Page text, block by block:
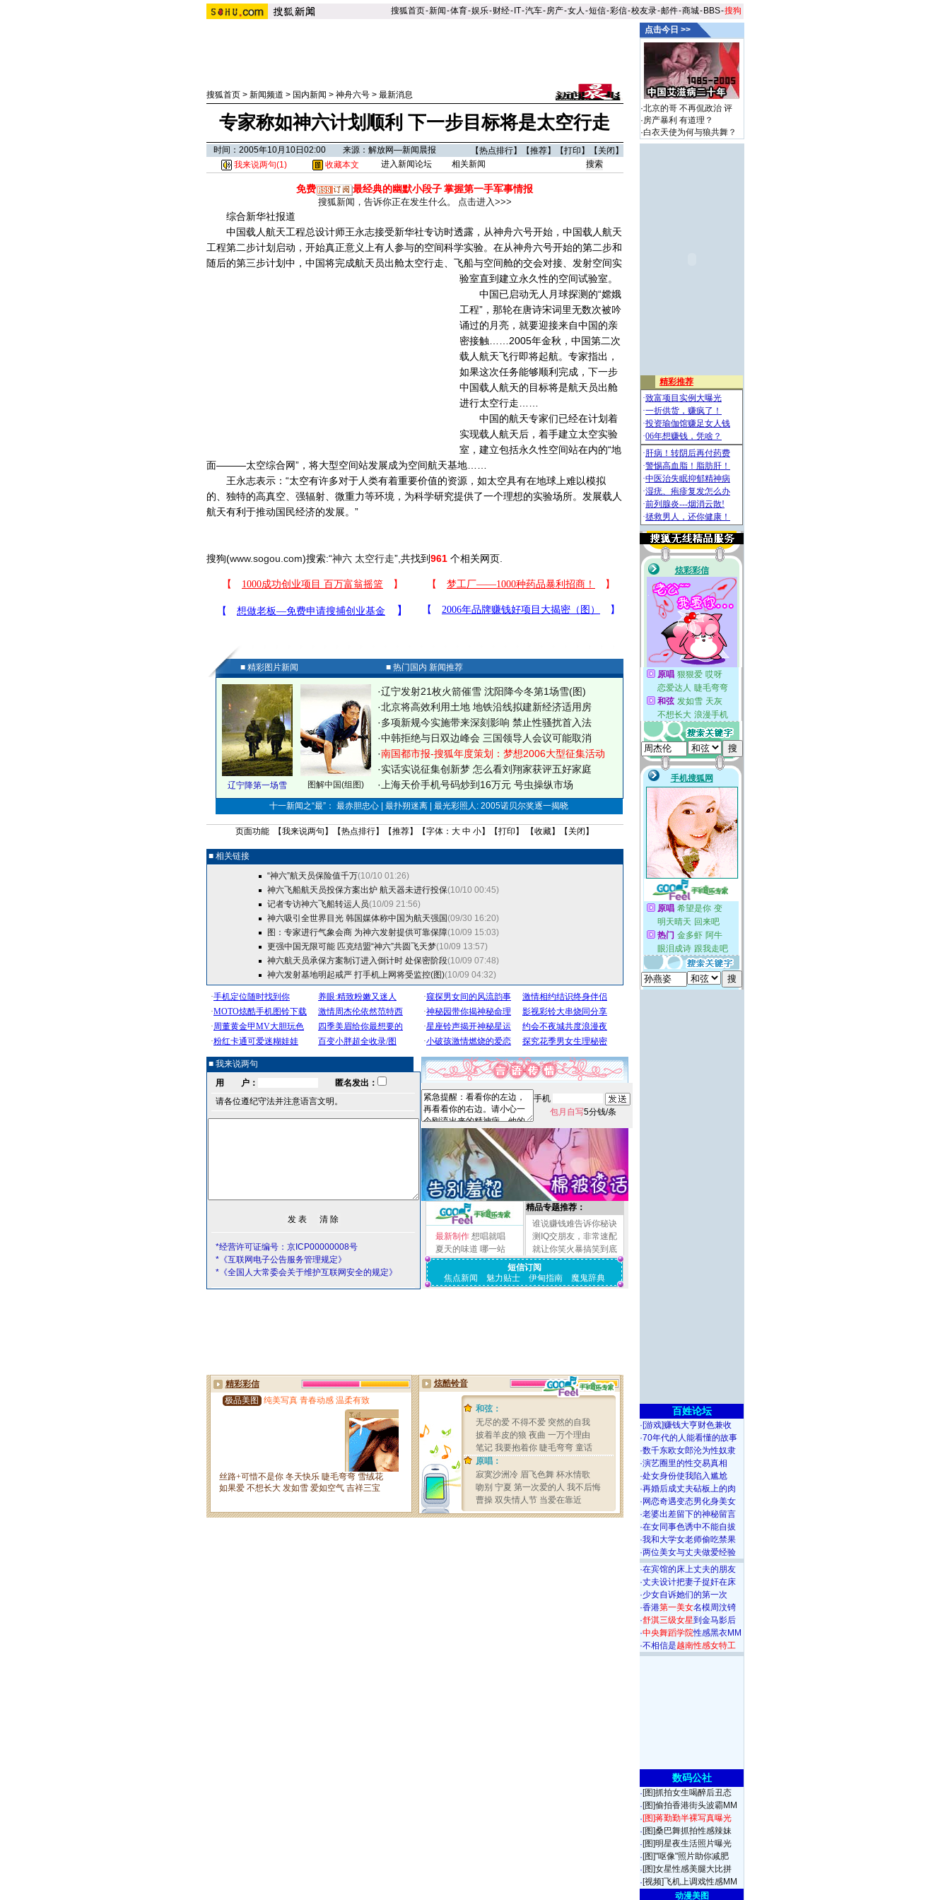
搜狐首页-新闻-体育-娱乐-财经- IT-汽车-房产-女人 -短信-彩信-校友录-邮件-商城- BBS-搜狗
搜狐首页> 新闻频道 > 国内新闻 > 神舟六号> 最新消息
专家称如神六计划顺利 下一步目标将是太空行走
时间：2005年10月10日02:00 来源：解放网—新闻晨报 【热点排行】【推荐】【打印 】【 关闭 】
我来说两句(1) 收藏本文 进入新闻论坛 相关新闻
免费 最经典的幽默小段子掌握第一手军事情报
搜狐新闻，告诉你正在发生什么。 点击进入>>>
综合新华社报道
中国载人航天工程总设计师王永志接受新华社专访时透露，从神舟六号开始，中国载人航天
工程第二步计划启动，开始真正意义上有人参与的空间科学实验。在从神舟六号开始的第二步和
随后的第三步计划中，中国将完成航天员出舱太空行走、飞船与空间舱的交会对接、发射空间实
验室直到建立永久性的空间试验室。
中国已启动无人月球探测的“嫦娥
工程”，那轮在唐诗宋词里无数次被吟
诵过的月亮，就要迎接来自中国的亲
密接触……2005年金秋，中国第二次
载人航天飞行即将起航。专家指出，
如果这次任务能够顺利完成，下一步
中国载人航天的目标将是航天员出舱
进行太空行走……
中国的航天专家们已经在计划着
实现载人航天后，着手建立太空实验
室，建立包括永久性空间站在内的“地
面———太空综合网”，将大型空间站发展成为空间航天基地……
王永志表示：“太空有许多对于人类有着重要价值的资源，如太空具有在地球上难以模拟
的、独特的高真空、强辐射、微重力等环境，为科学研究提供了一个理想的实验场所。发展载人
航天有利于推动国民经济的发展。”
搜狗(www.sogou.com)搜索:“神六 太空行走”,共找到961 个相关网页.
■ 精彩图片新闻 ■ 热门国内 新闻推荐
辽宁降第一场雪 图解中国(组图)
·辽宁发射21枚火箭催雪 沈阳降今冬第1场雪(图)
·北京将高效利用土地 地铁沿线拟建新经济适用房
·多项新规今实施带来深刻影响 禁止性骚扰首入法
·中韩拒绝与日双边峰会 三国领导人会议可能取消
·南国都市报-搜狐年度策划：梦想2006大型征集活动
·实话实说征集创新梦 怎么看刘翔家获评五好家庭
· 上海天价手机号码炒到16万元 号虫操纵市场
十一新闻之“最”： 最赤胆忠心 | 最扑朔迷离 | 最光彩照人: 2005诺贝尔奖逐一揭晓
页面功能 【我来说两句 】【热点排行】【推荐】【字体： 大 中 小】【打印 】 【收藏】【 关闭 】
■ 相关链接
“神六”航天员保险值千万(10/10 01:26)
神六飞船航天员投保方案出炉 航天器未进行投保(10/10 00:45)
记者专访神六飞船转运人员(10/09 21:56)
神六吸引全世界目光 韩国媒体称中国为航天强国(09/30 16:20)
图：专家进行气象会商 为神六发射提供可靠保障(10/09 15:03)
更强中国无限可能 匹克结盟“神六”共圆飞天梦(10/09 13:57)
神六航天员承保方案制订进入倒计时 处保密阶段(10/09 07:48)
神六发射基地明起戒严 打手机上网将受监控(图)(10/09 04:32)
■ 我来说两句
用 户：
匿名发出：
请各位遵纪守法并注意语言文明。
*经营许可证编号：京ICP00000008号
*《互联网电子公告服务管理规定》
*《全国人大常委会关于维护互联网安全的规定》
手机
包月自写5分钱/条
最新制作 想唱就唱
夏天的味道 哪一站
精品专题推荐：
谁说赚钱难告诉你秘诀
测IQ交朋友，非常速配
就让你笑火暴搞笑到底
短信订阅
焦点新闻
魅力贴士 伊甸指南 魔鬼辞典
点击今日 >>
·北京的哥 不再侃政治 评
·房产暴利 有道理？
·白衣天使为何与狼共舞？
百姓论坛
· [游戏]赚钱大亨财色兼收
·70年代的人能看懂的故事
·数千东欧女郎沦为性奴隶
·演艺圈里的性交易真相
·处女身份使我陷入尴尬
·再婚后成丈夫砧板上的肉
· 网恋奇遇变态男化身美女
·老婆出差留下的神秘留言
·在女同事色诱中不能自拔
·我和大学女老师偷吃禁果
·两位美女与丈夫做爱经验
·在宾馆的床上丈夫的朋友
·丈夫设计把妻子捉奸在床
·少女自诉她们的第一次
·香港第一美女名模周汶锜
·舒淇三级女星到金马影后
·中央舞蹈学院性感黑衣MM
·不相信是越南性感女特工
数码公社
· [图]抓拍女生喝醉后丑态
· [图]偷拍香港街头波霸MM
·[图]蒋勤勤半裸写真曝光
· [图]桑巴舞抓拍性感辣妹
· [图]明星夜生活照片曝光
· [图]"呕像"照片助你减肥
· [图]女星性感美腿大比拼
· [视频]飞机上调戏性感MM
动漫美图